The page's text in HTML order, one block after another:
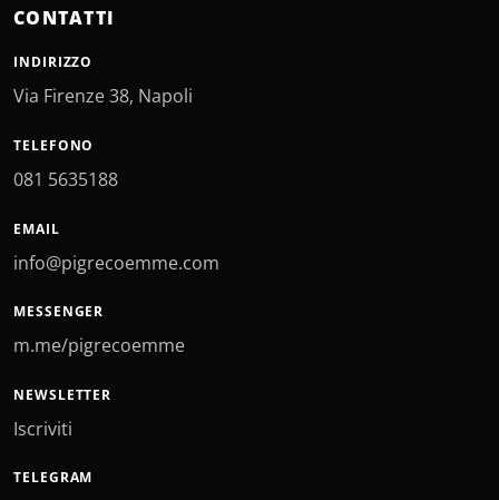
CONTATTI
INDIRIZZO
Via Firenze 38, Napoli
TELEFONO
081 5635188
EMAIL
info@pigrecoemme.com
MESSENGER
m.me/pigrecoemme
NEWSLETTER
Iscriviti
TELEGRAM